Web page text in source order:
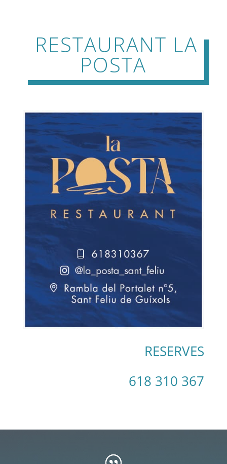
RESTAURANT LA
POSTA
RESERVES
618 310 367